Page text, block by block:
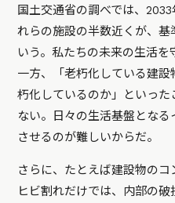
国土交通省の調べでは、
れらの施設の半数近くが、
いう。私たちの未来の生活
一方、「老朽化している建
朽化しているのか」といっ
ない。日々の生活基盤とな
させるのが難しいからだ。
さらに、たとえば建設物の
ヒビ割れだけでは、内部の破